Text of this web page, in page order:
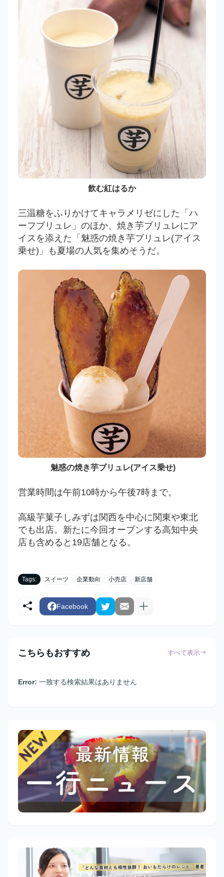
飲む紅はるか
三温糖をふりかけてキャラメリゼにした「ハ
ーフブリュレ」のほか、焼き芋ブリュレにア
イスを添えた「魅惑の焼き芋ブリュレ(アイス
乗せ)」も夏場の人気を集めそうだ。
魅惑の焼き芋ブリュレ(アイス乗せ)
営業時間は午前10時から午後7時まで。
高級芋菓子しみずは関西を中心に関東や東北
でも出店。新たに今回オープンする高知中央
店も含めると19店舗となる。
Tags: スイーツ 企業動向 小売店 新店舗
Facebook
こちらもおすすめ すべて表示
Error: 一致する検索結果はありません